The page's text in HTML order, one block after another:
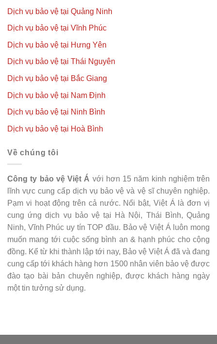
Dịch vụ bảo vệ tại Quảng Ninh
Dịch vụ bảo vệ tại Vĩnh Phúc
Dịch vụ bảo vệ tại Hưng Yên
Dịch vụ bảo vệ tại Thái Nguyên
Dịch vụ bảo vệ tại Bắc Giang
Dịch vụ bảo vệ tại Nam Định
Dịch vụ bảo vệ tại Ninh Bình
Dịch vụ bảo vệ tại Hoà Bình
Về chúng tôi
Công ty bảo vệ Việt Á với hơn 15 năm kinh nghiệm trên
lĩnh vực cung cấp dịch vụ bảo vệ và vệ sĩ chuyên nghiệp.
Pạm vi hoạt động trên cả nước. Nổi bật, Việt Á là đơn vị
cung ứng dịch vụ bảo vệ tại Hà Nội, Thái Bình, Quảng
Ninh, Vĩnh Phúc uy tín TOP đầu. Bảo vệ Việt Á luôn mong
muốn mang tới cuộc sống bình an & hạnh phúc cho cộng
đồng. Kể từ khi thành lập tới nay, Bảo vệ Việt Á đã và đang
cung cấp tới khách hàng hơn 1500 nhân viên bảo vệ được
đào tạo bài bản chuyên nghiệp, được khách hàng ngày
một tin tưởng sử dụng.